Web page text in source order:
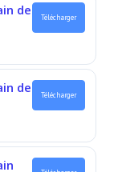
de
Télécharger
de
Télécharger